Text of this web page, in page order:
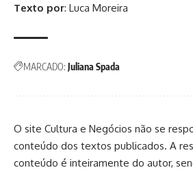
Texto por: Luca Moreira
MARCADO: Juliana Spada
O site Cultura e Negócios não se
conteúdo dos textos publicados. A
conteúdo é inteiramente do autor,